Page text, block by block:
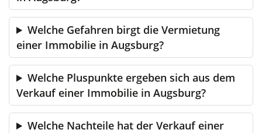
Welche Gefahren birgt die Vermietung
einer Immobilie in Augsburg?
Welche Pluspunkte ergeben sich aus dem
Verkauf einer Immobilie in Augsburg?
Welche Nachteile hat der Verkauf einer